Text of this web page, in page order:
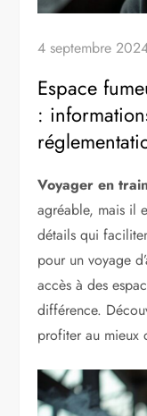
4 septembre
Espace
:
Voyager en
agréable, mais il
détails qui
pour un voyage
accès à des
différence.
profiter au mieux